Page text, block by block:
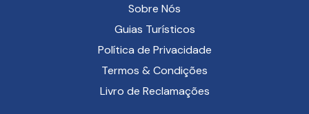
Sobre Nós
Guias Turísticos
Política de Privacidade
Termos & Condições
Livro de Reclamações